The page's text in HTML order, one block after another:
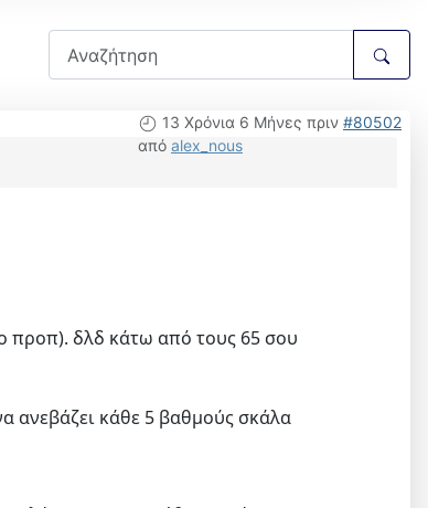
13 Χρόνια 6 Μήνες πριν #80502
από alex_nous
προπ). δλδ κάτω από τους 65 σου
ανεβάζει κάθε 5 βαθμούς σκάλα